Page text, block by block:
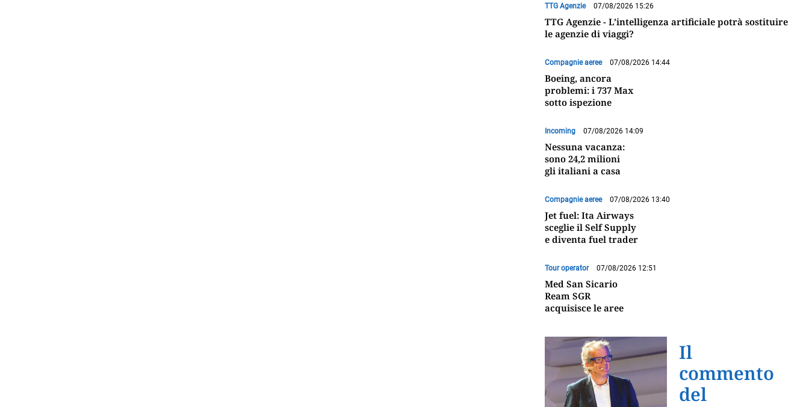
TTG Agenzie 07/08/2026 15:26
TTG Agenzie - L’intelligenza artificiale potrà sostituire
le agenzie di viaggi?
Compagnie aeree 07/08/2026 14:44
Boeing, ancora
problemi: i 737 Max
sotto ispezione
Incoming 07/08/2026 14:09
Nessuna vacanza:
sono 24,2 milioni
gli italiani a casa
Compagnie aeree 07/08/2026 13:40
Jet fuel: Ita Airways
sceglie il Self Supply
e diventa fuel trader
Tour operator 07/08/2026 12:51
Med San Sicario
Ream SGR
acquisisce le aree
Il
commento
del